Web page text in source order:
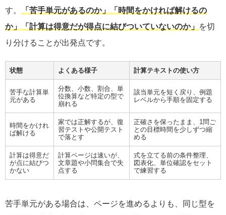
す。
「苦手単元があるのか」「時間をかければ解けるの
か」「計算は得意だが得点に結びついていないのか」
を切
り分けることが出発点です。
状態 よくある様子 計算テキストの使い方
苦手な計算単
元がある
分数、小数、割合、単
位換算など特定の型で
崩れる
該当単元を短く戻り、例題
レベルから手順を固定する
時間をかけれ
ば解ける
家では正解するが、復
習テストや公開テスト
で落とす
正確さを保ったまま、1問ご
との目標時間を少しずつ縮
める
計算は得意だ
が点に結びつ
かない
計算ページは速いが、
文章題や小問集合で失
点する
式を立てる前の条件整理、
図表化、単位確認をセット
で練習する
苦手単元がある場合は、ページを進めるよりも、同じ型を